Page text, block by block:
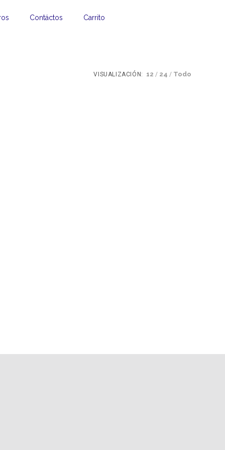
Contáctos Carrito
VISUALIZACIÓN: 12 24 Todo